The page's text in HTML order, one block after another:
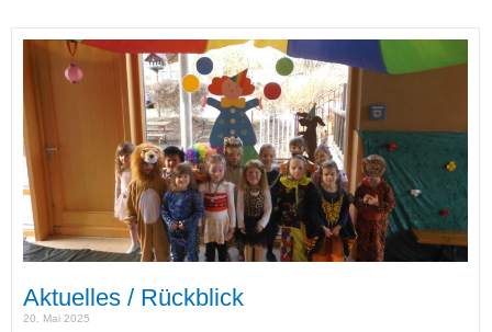
Aktuelles / Rückblick
20. Mai 2025
SeiteSeiteSeite